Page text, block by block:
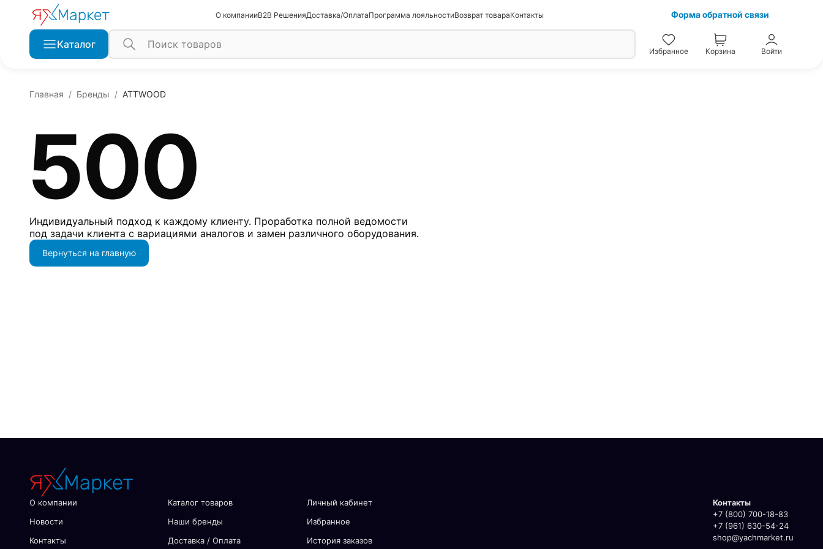
О компанииB2B РешенияДоставка/ОплатаПрограмма лояльностиВозврат товараКонтакты Форма обратной связи
Каталог
Избранное Корзина Войти
Главная Бренды ATTWOOD
500
Индивидуальный подход к каждому клиенту. Проработка полной ведомости
под задачи клиента с вариациями аналогов и замен различного оборудования.
Вернуться на главную
О компании
Новости
Контакты
Каталог товаров
Наши бренды
Доставка / Оплата
Личный кабинет
Избранное
История заказов
Контакты
+7 (800) 700-18-83
+7 (961) 630-54-24
shop@yachmarket.ru